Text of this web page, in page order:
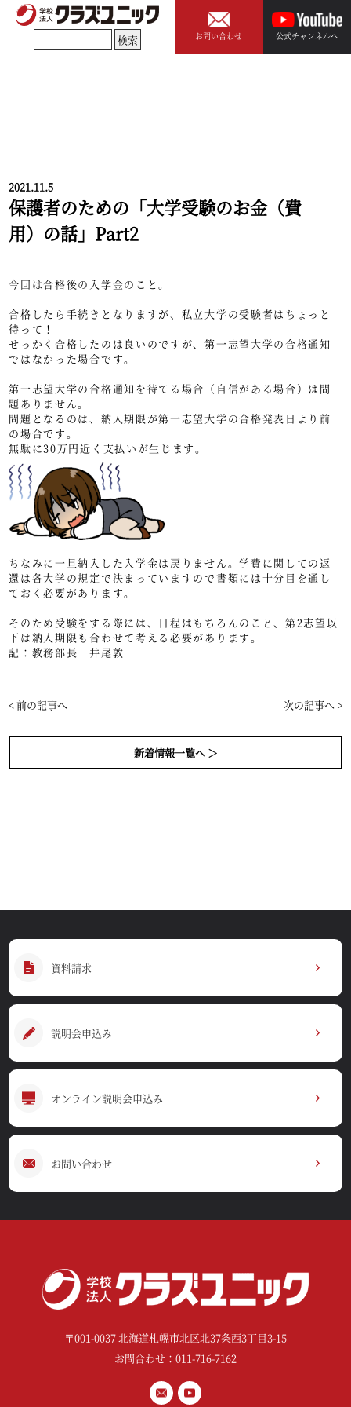
お問い合わせ 公式チャンネルへ
2021.11.5
保護者のための「大学受験のお金（費
用）の話」Part2
今回は合格後の入学金のこと。
合格したら手続きとなりますが、私立大学の受験者はちょっと
待って！
せっかく合格したのは良いのですが、第一志望大学の合格通知
ではなかった場合です。
第一志望大学の合格通知を待てる場合（自信がある場合）は問
題ありません。
問題となるのは、納入期限が第一志望大学の合格発表日より前
の場合です。
無駄に30万円近く支払いが生じます。
ちなみに一旦納入した入学金は戻りません。学費に関しての返
還は各大学の規定で決まっていますので書類には十分目を通し
ておく必要があります。
そのため受験をする際には、日程はもちろんのこと、第2志望以
下は納入期限も合わせて考える必要があります。
記：教務部長 井尾敦
< 前の記事へ
新着情報一覧へ ＞
次の記事へ >
資料請求
説明会申込み
オンライン説明会申込み
お問い合わせ
〒001-0037 北海道札幌市北区北37条西3丁目3-15
お問合わせ：011-716-7162